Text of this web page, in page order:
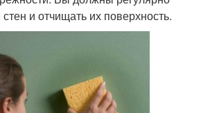
и отчищать их поверхность.